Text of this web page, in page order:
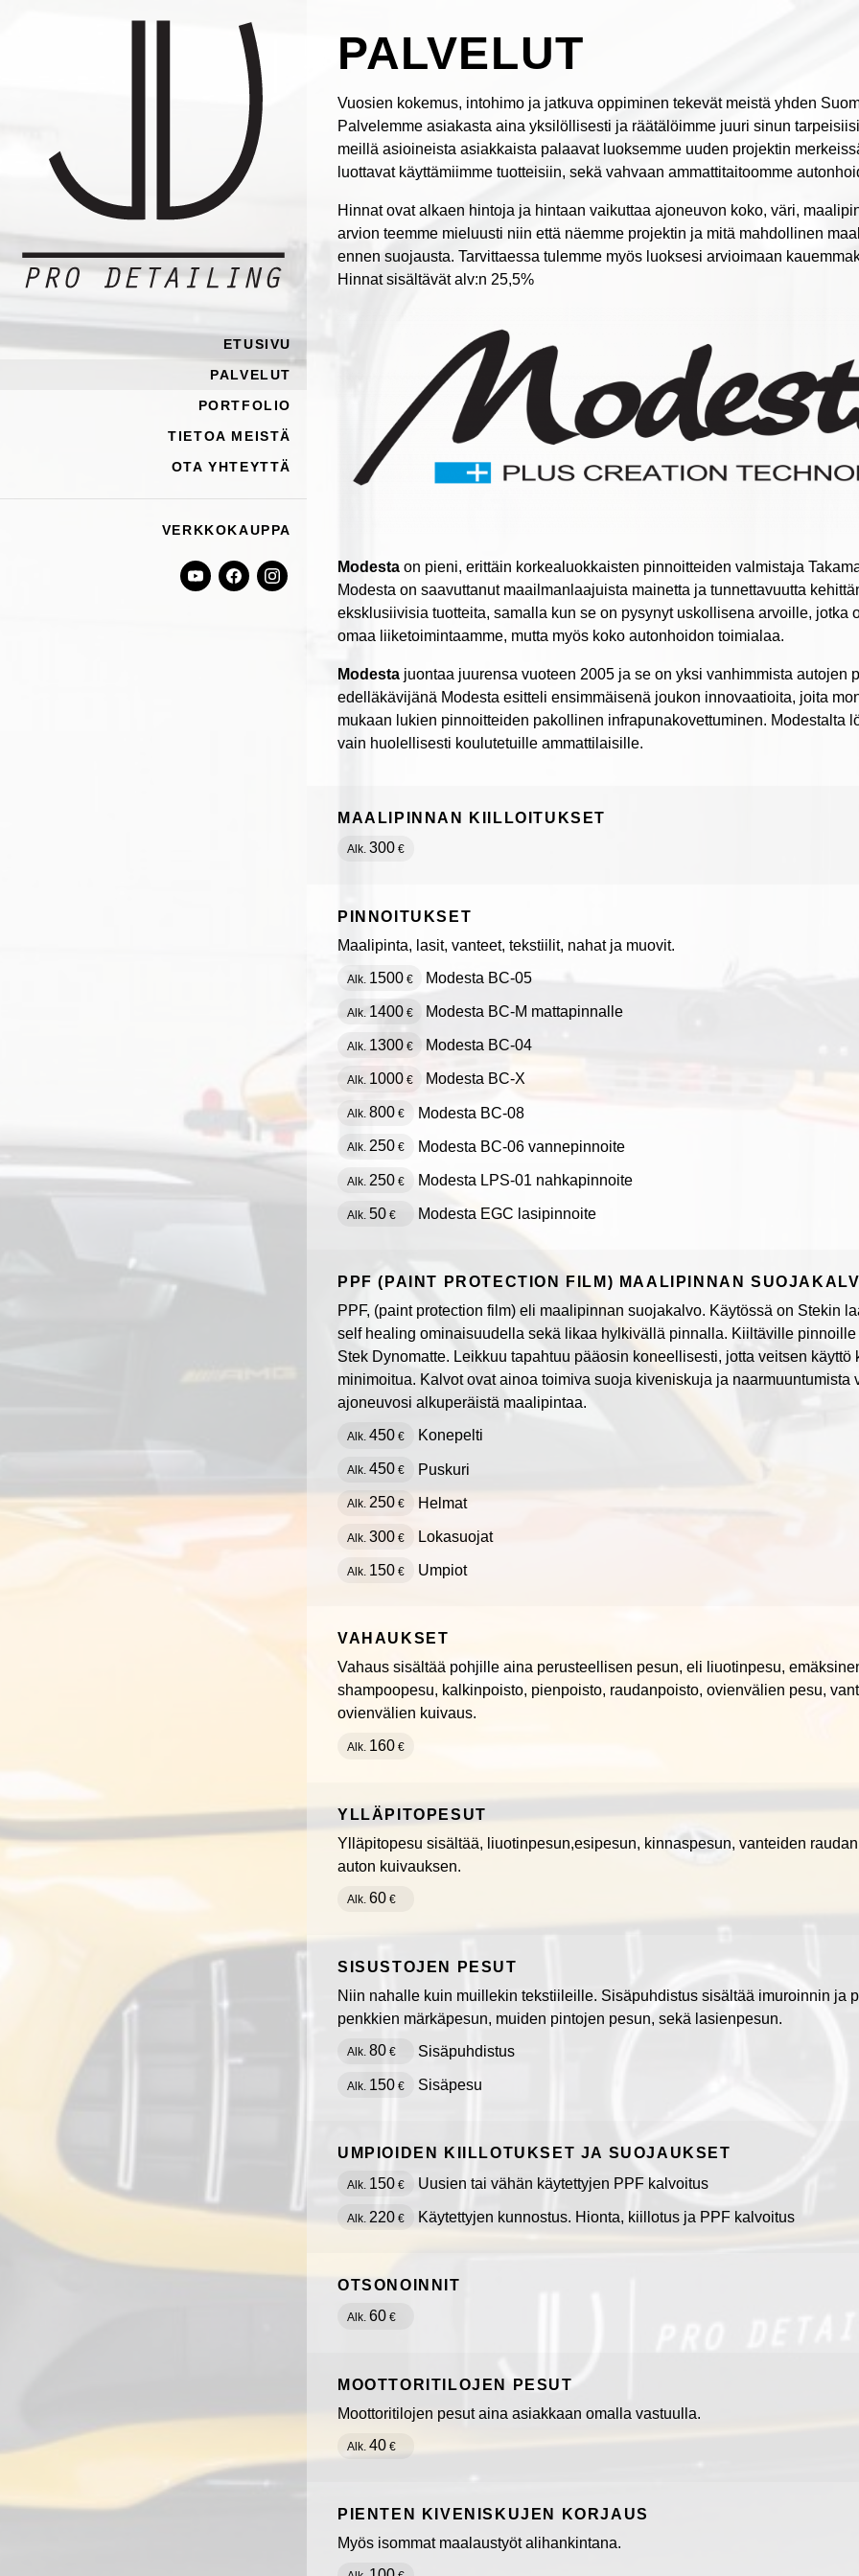
ETUSIVU
PALVELUT
PORTFOLIO
TIETOA MEISTÄ
OTA YHTEYTTÄ
VERKKOKAUPPA
PALVELUT
Vuosien kokemus, intohimo ja jatkuva oppiminen tekevät meistä yhden
Palvelemme asiakasta aina yksilöllisesti ja räätälöimme juuri sinun
meillä asioineista asiakkaista palaavat luoksemme uuden projektin
luottavat käyttämiimme tuotteisiin, sekä vahvaan ammattitaitoomme
Hinnat ovat alkaen hintoja ja hintaan vaikuttaa ajoneuvon koko, väri,
arvion teemme mieluusti niin että näemme projektin ja mitä mahdollinen
ennen suojausta. Tarvittaessa tulemme myös luoksesi arvioimaan
Hinnat sisältävät alv:n 25,5%
Modesta on pieni, erittäin korkealuokkaisten pinnoitteiden valmistaja
Modesta on saavuttanut maailmanlaajuista mainetta ja tunnettavuutta
eksklusiivisia tuotteita, samalla kun se on pysynyt uskollisena arvoille, jotka
omaa liiketoimintaamme, mutta myös koko autonhoidon toimialaa.
Modesta juontaa juurensa vuoteen 2005 ja se on yksi vanhimmista autojen
edelläkävijänä Modesta esitteli ensimmäisenä joukon innovaatioita, joita
mukaan lukien pinnoitteiden pakollinen infrapunakovettuminen. Modestalta
vain huolellisesti koulutetuille ammattilaisille.
MAALIPINNAN KIILLOITUKSET
Alk. 300€
PINNOITUKSET
Maalipinta, lasit, vanteet, tekstiilit, nahat ja muovit.
Alk. 1500€ Modesta BC-05
Alk. 1400€ Modesta BC-M mattapinnalle
Alk. 1300€ Modesta BC-04
Alk. 1000€ Modesta BC-X
Alk. 800€ Modesta BC-08
Alk. 250€ Modesta BC-06 vannepinnoite
Alk. 250€ Modesta LPS-01 nahkapinnoite
Alk. 50€ Modesta EGC lasipinnoite
PPF (PAINT PROTECTION FILM) MAALIPINNAN
PPF, (paint protection film) eli maalipinnan suojakalvo. Käytössä on Stekin
self healing ominaisuudella sekä likaa hylkivällä pinnalla. Kiiltäville
Stek Dynomatte. Leikkuu tapahtuu pääosin koneellisesti, jotta veitsen
minimoitua. Kalvot ovat ainoa toimiva suoja kiveniskuja ja naarmuuntumista
ajoneuvosi alkuperäistä maalipintaa.
Alk. 450€ Konepelti
Alk. 450€ Puskuri
Alk. 250€ Helmat
Alk. 300€ Lokasuojat
Alk. 150€ Umpiot
VAHAUKSET
Vahaus sisältää pohjille aina perusteellisen pesun, eli liuotinpesu,
shampoopesu, kalkinpoisto, pienpoisto, raudanpoisto, ovienvälien pesu,
ovienvälien kuivaus.
Alk. 160€
YLLÄPITOPESUT
Ylläpitopesu sisältää, liuotinpesun,esipesun, kinnaspesun, vanteiden
auton kuivauksen.
Alk. 60€
SISUSTOJEN PESUT
Niin nahalle kuin muillekin tekstiileille. Sisäpuhdistus sisältää imuroinnin ja
penkkien märkäpesun, muiden pintojen pesun, sekä lasienpesun.
Alk. 80€ Sisäpuhdistus
Alk. 150€ Sisäpesu
UMPIOIDEN KIILLOTUKSET JA SUOJAUKSET
Alk. 150€ Uusien tai vähän käytettyjen PPF kalvoitus
Alk. 220€ Käytettyjen kunnostus. Hionta, kiillotus ja PPF kalvoitus
OTSONOINNIT
Alk. 60€
MOOTTORITILOJEN PESUT
Moottoritilojen pesut aina asiakkaan omalla vastuulla.
Alk. 40€
PIENTEN KIVENISKUJEN KORJAUS
Myös isommat maalaustyöt alihankintana.